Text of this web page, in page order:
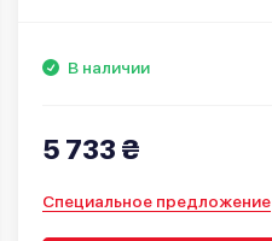
В наличии
5 733 ₴
Специальное предложение